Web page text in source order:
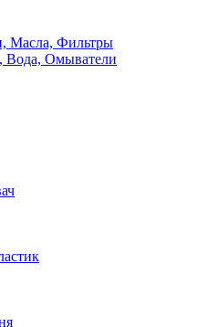
Масла, Фильтры
Вода, Омыватели